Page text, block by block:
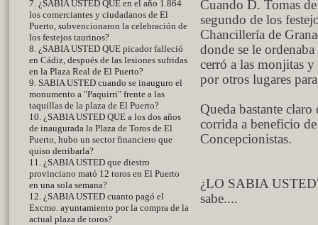
7. ¿SABIA USTED QUE en el año 1.864
los comerciantes y ciudadanos de El
Puerto, subvencionaron la celebración de
los festejos taurinos?
8. ¿SABIA USTED QUE picador falleció
en Cádiz, después de las lesiones sufridas
en la Plaza Real de El Puerto?
9. SABIA USTED cuando se inauguro el
monumento a "Paquirri" frente a las
taquillas de la plaza de El Puerto?
10. ¿SABIA USTED QUE a los dos años
de inaugurada la Plaza de Toros de El
Puerto, hubo un sector financiero que
quiso derribarla?
11. ¿SABIA USTED que diestro
provinciano mató 12 toros en El Puerto
en una sola semana?
12. ¿SABIA USTED cuanto pagó el
Excmo. ayuntamiento por la compra de la
actual plaza de toros?
Cuando D. Tomas
segundo de los
Chancillería de
donde se le
cerró a las monjitas
por otros lugares
Queda bastante
corrida a beneficio
Concepcionistas.
¿LO SABIA
sabe....